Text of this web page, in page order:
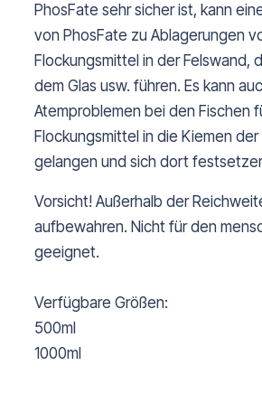
PhosFate sehr sicher ist, kann
von PhosFate zu Ablagerungen
Flockungsmittel in der Felswand,
dem Glas usw. führen. Es kann
Atemproblemen bei den Fischen
Flockungsmittel in die Kiemen der
gelangen und sich dort
Vorsicht! Außerhalb der
aufbewahren. Nicht für den
geeignet.
Verfügbare Größen:
500ml
1000ml